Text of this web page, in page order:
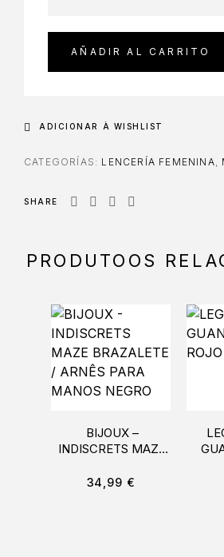
AÑADIR AL CARRITO
ADICIONAR À WISHLIST
CATEGORÍAS: LENCERÍA FEMENINA
SHARE
PRODUTOOS
BIJOUX –
INDISCRETS MAZE
ARNÊS PARA
34,99 €